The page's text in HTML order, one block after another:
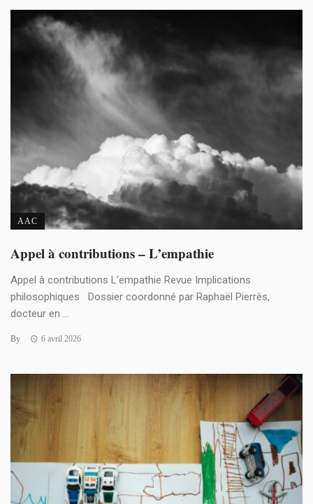
AAC
Appel à contributions – L’empathie
Appel à contributions L’empathie Revue Implications
philosophiques Dossier coordonné par Raphaël Pierrès,
docteur en ...
By 6 avril 2026